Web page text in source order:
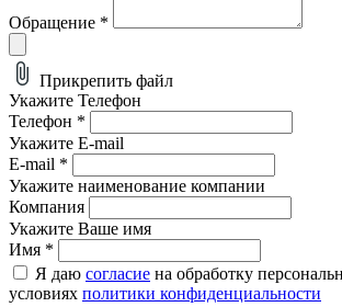
Обращение *
Прикрепить файл
Укажите Телефон
Телефон *
Укажите E-mail
E-mail *
Укажите наименование компании
Компания
Укажите Ваше имя
Имя *
Я даю согласие на обработку
условиях политики конфиденциальности